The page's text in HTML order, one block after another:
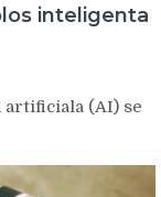
inteligenta
(AI) se